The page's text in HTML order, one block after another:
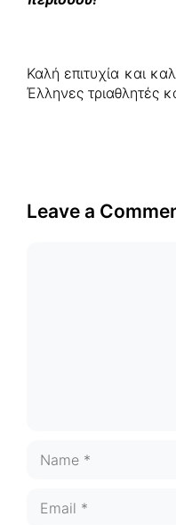
Καλή επιτυχία και
Έλληνες τριαθλητές
Leave a